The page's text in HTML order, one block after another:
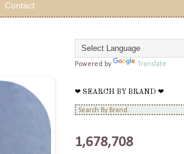
Contact
Powered by Translate
❤ SEARCH BY BRAND ❤
1,678,708